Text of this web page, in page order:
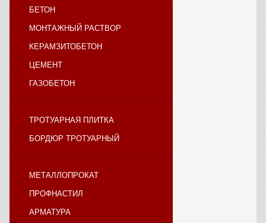
БЕТОН
МОНТАЖНЫЙ РАСТВОР
КЕРАМЗИТОБЕТОН
ЦЕМЕНТ
ГАЗОБЕТОН
ТРОТУАРНАЯ ПЛИТКА
БОРДЮР ТРОТУАРНЫЙ
МЕТАЛЛОПРОКАТ
ПРОФНАСТИЛ
АРМАТУРА